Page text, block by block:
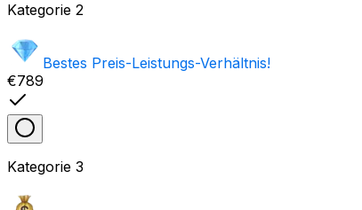
Kategorie 2
Bestes Preis-Leistungs-Verhältnis!
€789
Kategorie 3